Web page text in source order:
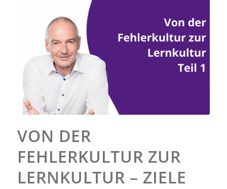
VON DER
FEHLERKULTUR ZUR
LERNKULTUR – ZIELE